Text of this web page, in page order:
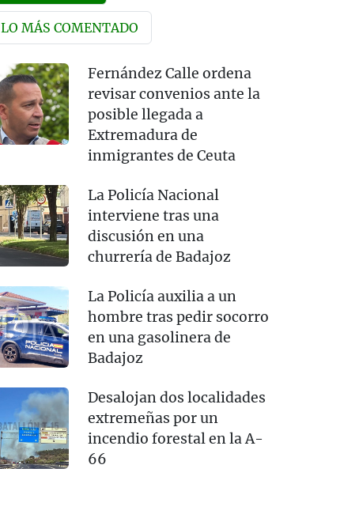
LO MÁS COMENTADO
Fernández Calle ordena
revisar convenios ante la
posible llegada a
Extremadura de
inmigrantes de Ceuta
La Policía Nacional
interviene tras una
discusión en una
churrería de Badajoz
La Policía auxilia a un
hombre tras pedir socorro
en una gasolinera de
Badajoz
Desalojan dos localidades
extremeñas por un
incendio forestal en la A-
66